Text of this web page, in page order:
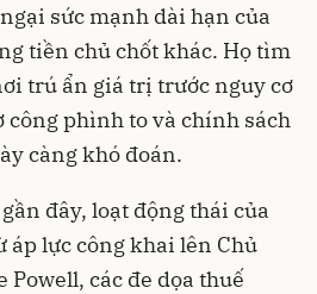
sức mạnh dài hạn của
tiền chủ chốt khác. Họ tìm
trú ẩn giá trị trước nguy cơ
công phình to và chính sách
càng khó đoán.
đây, loạt động thái của
áp lực công khai lên Chủ
Powell, các đe dọa thuế